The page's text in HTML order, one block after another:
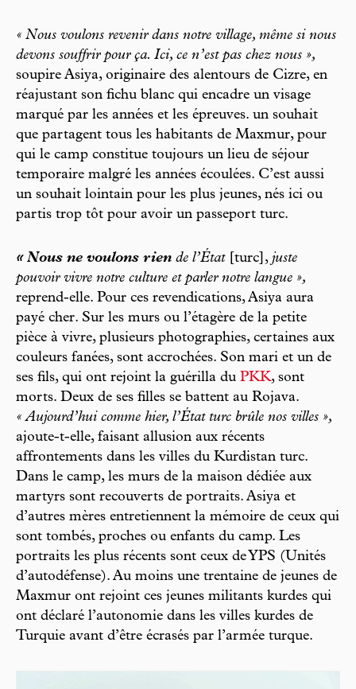
« Nous voulons revenir dans notre village, même si nous
devons souffrir pour ça. Ici, ce n’est pas chez nous »,
soupire Asiya, originaire des alentours de Cizre, en
réajustant son fichu blanc qui encadre un visage
marqué par les années et les épreuves. un souhait
que partagent tous les habitants de Maxmur, pour
qui le camp constitue toujours un lieu de séjour
temporaire malgré les années écoulées. C’est aussi
un souhait lointain pour les plus jeunes, nés ici ou
partis trop tôt pour avoir un passeport turc.
« Nous ne voulons rien de l’État [turc], juste
pouvoir vivre notre culture et parler notre langue »,
reprend-elle. Pour ces revendications, Asiya aura
payé cher. Sur les murs ou l’étagère de la petite
pièce à vivre, plusieurs photographies, certaines aux
couleurs fanées, sont accrochées. Son mari et un de
ses fils, qui ont rejoint la guérilla du PKK, sont
morts. Deux de ses filles se battent au Rojava.
« Aujourd’hui comme hier, l’État turc brûle nos villes »,
ajoute-t-elle, faisant allusion aux récents
affrontements dans les villes du Kurdistan turc.
Dans le camp, les murs de la maison dédiée aux
martyrs sont recouverts de portraits. Asiya et
d’autres mères entretiennent la mémoire de ceux qui
sont tombés, proches ou enfants du camp. Les
portraits les plus récents sont ceux de YPS (Unités
d’autodéfense). Au moins une trentaine de jeunes de
Maxmur ont rejoint ces jeunes militants kurdes qui
ont déclaré l’autonomie dans les villes kurdes de
Turquie avant d’être écrasés par l’armée turque.